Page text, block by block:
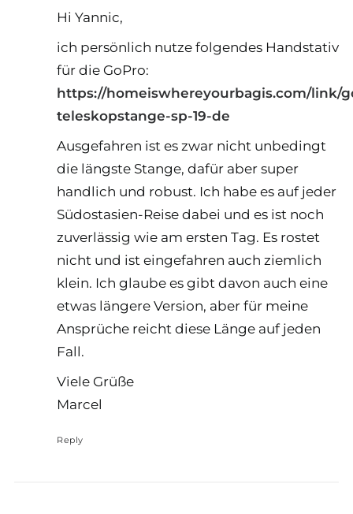
Hi Yannic,
ich persönlich nutze folgendes Handstativ
für die GoPro:
https://homeiswhereyourbagis.com/link/
teleskopstange-sp-19-de
Ausgefahren ist es zwar nicht unbedingt
die längste Stange, dafür aber super
handlich und robust. Ich habe es auf jeder
Südostasien-Reise dabei und es ist noch
zuverlässig wie am ersten Tag. Es rostet
nicht und ist eingefahren auch ziemlich
klein. Ich glaube es gibt davon auch eine
etwas längere Version, aber für meine
Ansprüche reicht diese Länge auf jeden
Fall.
Viele Grüße
Marcel
Reply